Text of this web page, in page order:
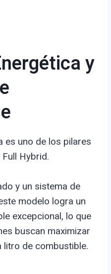
y
es uno de los pilares
Full Hybrid.
y un sistema de
modelo logra un
excepcional, lo que
buscan maximizar
litro de combustible.